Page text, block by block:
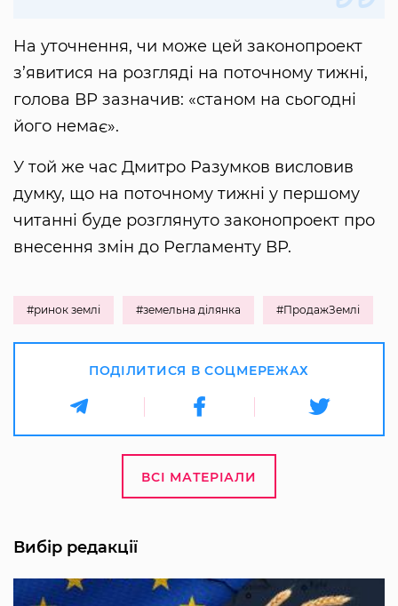
На уточнення, чи може цей законопроект
з’явитися на розгляді на поточному тижні,
голова ВР зазначив: «станом на сьогодні
його немає».
У той же час Дмитро Разумков висловив
думку, що на поточному тижні у першому
читанні буде розглянуто законопроект про
внесення змін до Регламенту ВР.
#ринок землі #земельна ділянка #ПродажЗемлі
ПОДІЛИТИСЯ В СОЦМЕРЕЖАХ
ВСІ МАТЕРІАЛИ
Вибір редакції